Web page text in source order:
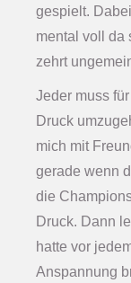
gespielt.
mental voll da
zehrt
Jeder muss
Druck
mich mit
gerade wenn
die
Druck. Dann
hatte vor
Anspannung